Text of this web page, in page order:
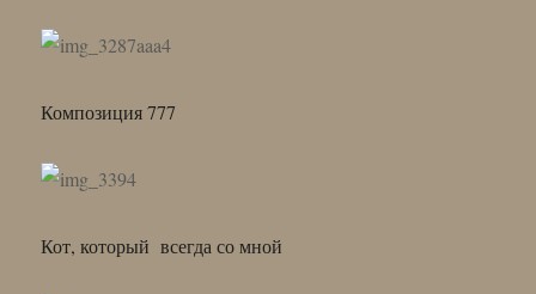
Композиция 777
Кот, который всегда со мной